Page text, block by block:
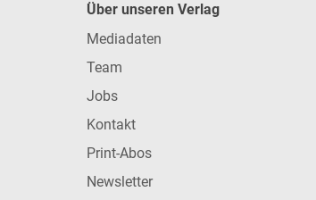
Über unseren Verlag
Mediadaten
Team
Jobs
Kontakt
Print-Abos
Newsletter